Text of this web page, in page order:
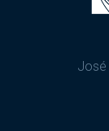
José